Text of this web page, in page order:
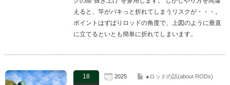
えると、竿がバキっと折れてしまうリスクが・・・。
ポイントはずばりロッドの角度で、上図のように垂直
に立てるといとも簡単に折れてしまいます。
18
2025 ●ロッドの話(about RODs)